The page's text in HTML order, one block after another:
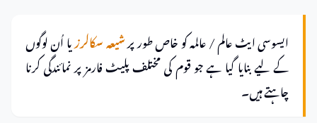
ایسوسی ایٹ عالم / عالمہ کو خاص طور پرشیعہ سکالرزیا اُن لوگوں
کے لیے بنایا گیا ہے جو قوم کی مختلف پلیٹ فارمز پر نمائندگی کرنا
چاہتے ہیں۔